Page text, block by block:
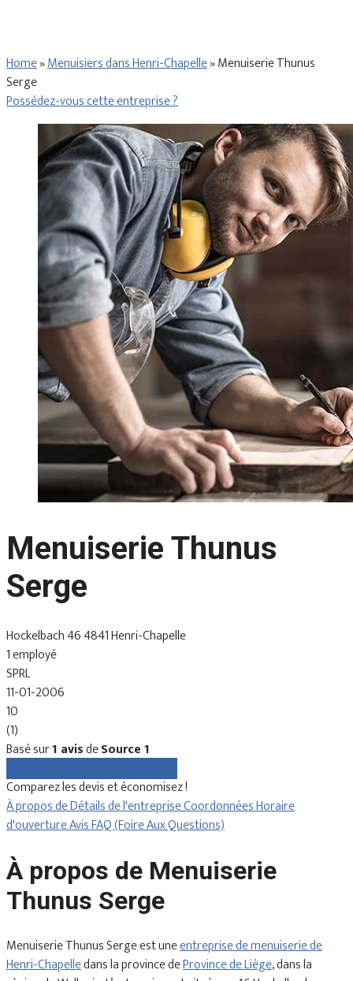
Home»Menuisiers dans Henri-Chapelle»Menuiserie Thunus
Serge
Possédez-vous cette entreprise ?
Menuiserie Thunus
Serge
Hockelbach 46 4841 Henri-Chapelle
1 employé
SPRL
11-01-2006
10
(1)
Basé sur1 avisdeSource 1
Comparez les devis et économisez !
À propos deDétails de l'entrepriseCoordonnéesHoraire
d'ouvertureAvisFAQ (Foire Aux Questions)
À propos de Menuiserie
Thunus Serge
Menuiserie Thunus Serge est uneentreprise de menuiserie de
Henri-Chapelledans la province deProvince de Liège, dans la